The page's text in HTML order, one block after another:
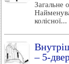
Загальне
колісної...
– 5-